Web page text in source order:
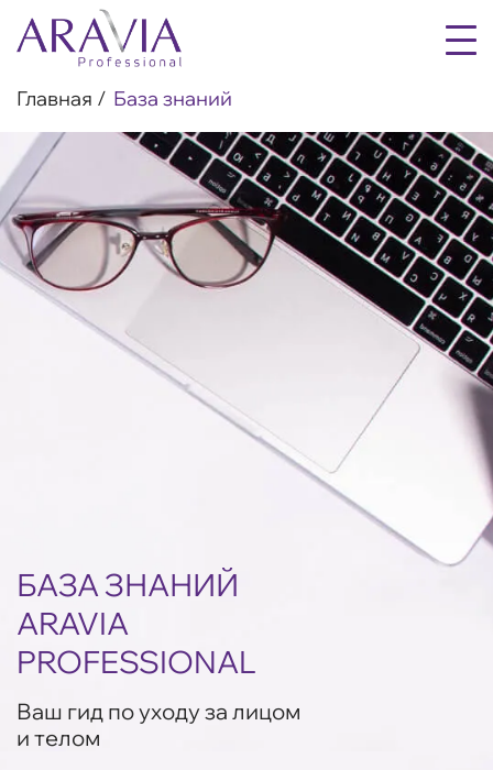
Главная База знаний
БАЗА ЗНАНИЙ
ARAVIA
PROFESSIONAL
Ваш гид по уходу за лицом
и телом